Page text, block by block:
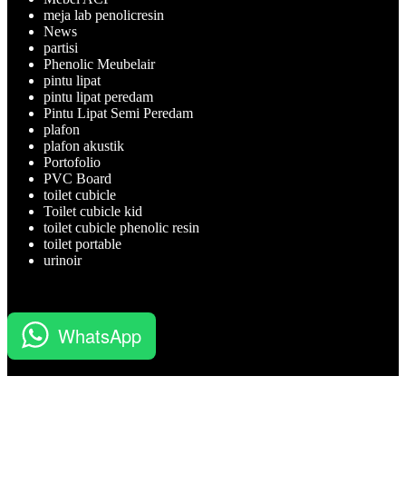
meja lab penolicresin
News
partisi
Phenolic Meubelair
pintu lipat
pintu lipat peredam
Pintu Lipat Semi Peredam
plafon
plafon akustik
Portofolio
PVC Board
toilet cubicle
Toilet cubicle kid
toilet cubicle phenolic resin
toilet portable
urinoir
WhatsApp